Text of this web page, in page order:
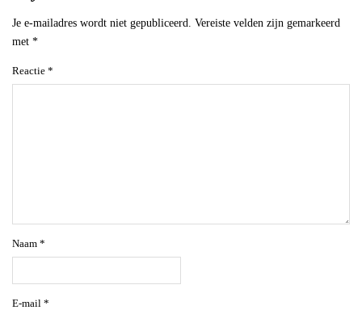
Je e-mailadres wordt niet gepubliceerd.
Vereiste velden zijn gemarkeerd
met *
Reactie *
Naam *
E-mail *